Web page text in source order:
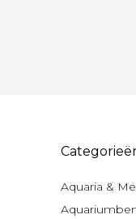
Aquaria &